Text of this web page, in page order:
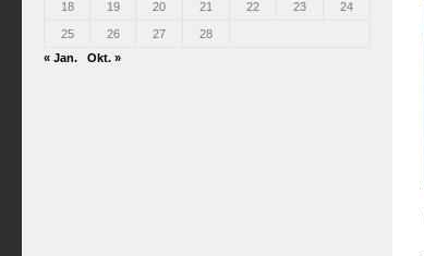
18 19 20 21 22 23 24
25 26 27
28
« Jan.
Okt. »